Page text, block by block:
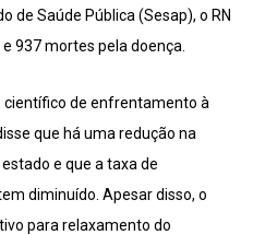
de Saúde Pública (Sesap), o RN
937 mortes pela doença.
científico de enfrentamento à
que há uma redução na
e que a taxa de
diminuído. Apesar disso, o
para relaxamento do